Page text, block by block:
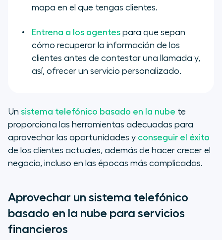
mapa en el que tengas clientes.
Entrena a los agentes para que sepan
cómo recuperar la información de los
clientes antes de contestar una llamada y,
así, ofrecer un servicio personalizado.
Un sistema telefónico basado en la nube te
proporciona las herramientas adecuadas para
aprovechar las oportunidades y conseguir el éxito
de los clientes actuales, además de hacer crecer el
negocio, incluso en las épocas más complicadas.
Aprovechar un sistema telefónico
basado en la nube para servicios
financieros